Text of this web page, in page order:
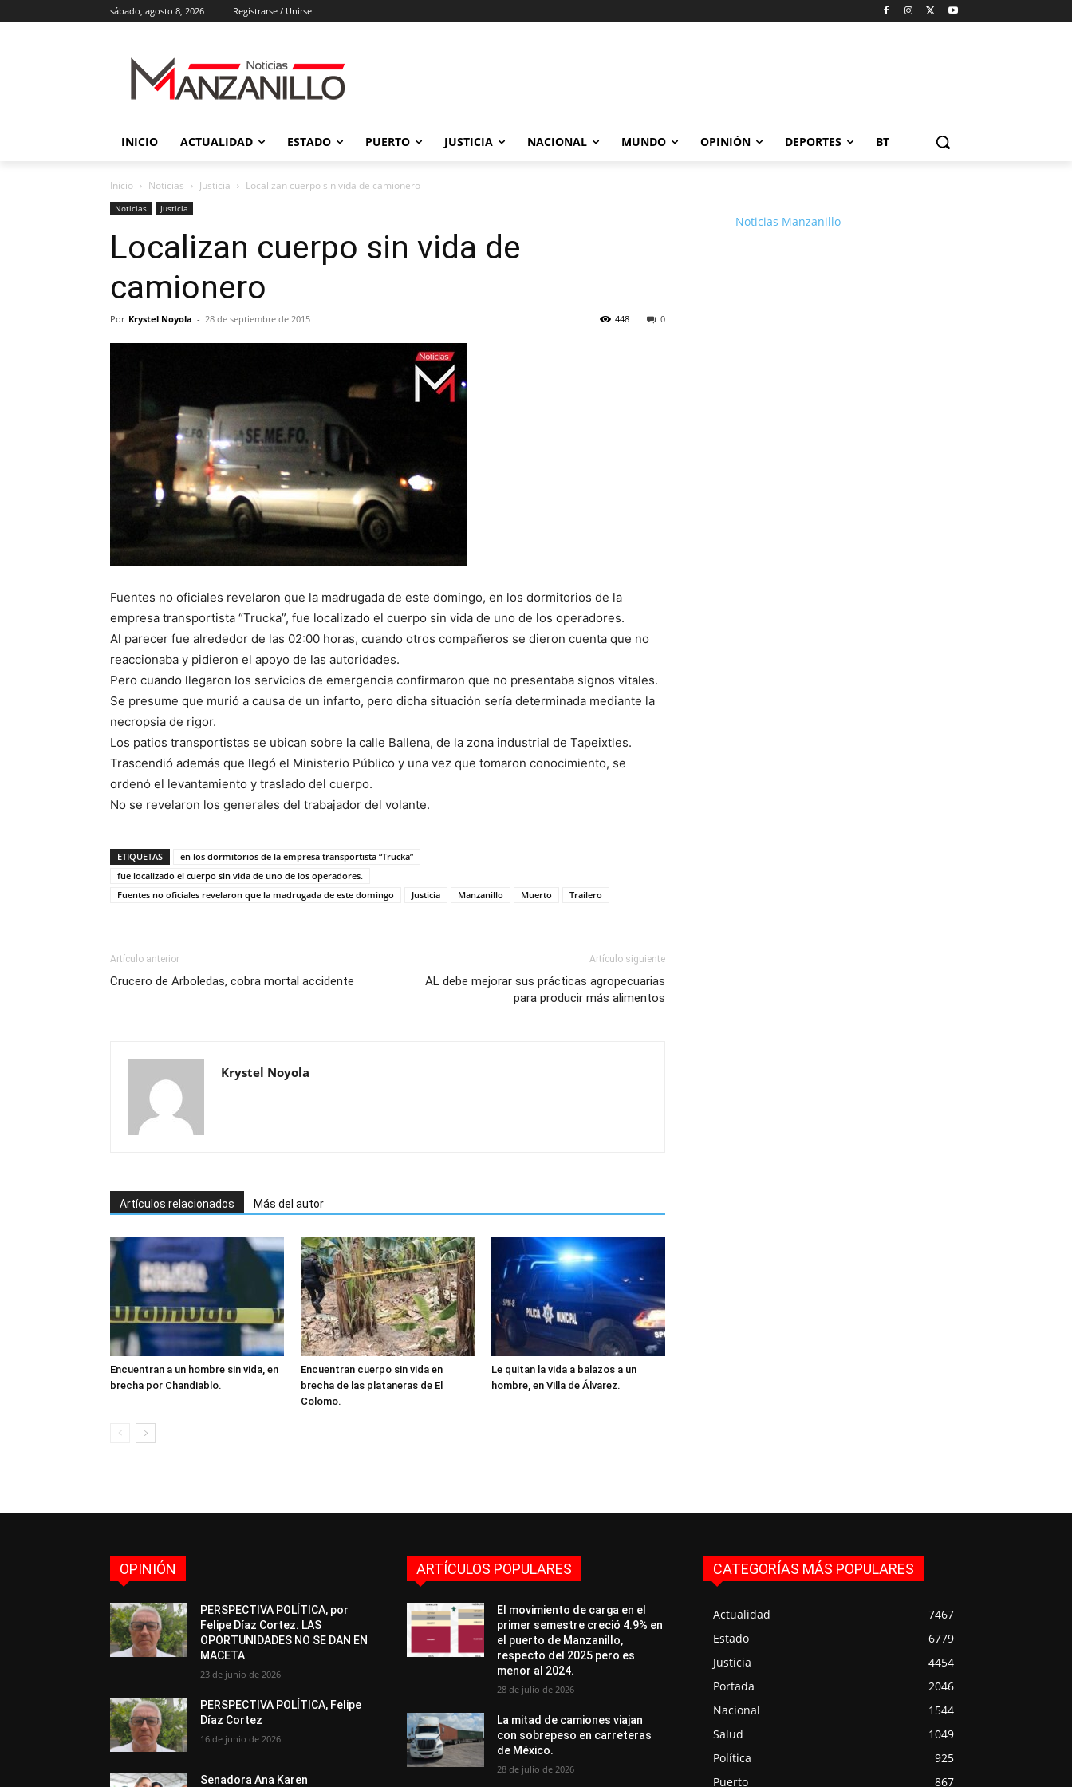
sábado, agosto 8, 2026 Registrarse / Unirse
INICIO ACTUALIDAD ESTADO PUERTO JUSTICIA NACIONAL MUNDO OPINIÓN DEPORTES BT
Inicio Noticias Justicia Localizan cuerpo sin vida de camionero
Noticias Justicia
Localizan cuerpo sin vida de
camionero
Por Krystel Noyola - 28 de septiembre de 2015 0
448
Fuentes no oficiales revelaron que la madrugada de este domingo, en los dormitorios de la
empresa transportista “Trucka”, fue localizado el cuerpo sin vida de uno de los operadores.
Al parecer fue alrededor de las 02:00 horas, cuando otros compañeros se dieron cuenta que no
reaccionaba y pidieron el apoyo de las autoridades.
Pero cuando llegaron los servicios de emergencia confirmaron que no presentaba signos vitales.
Se presume que murió a causa de un infarto, pero dicha situación sería determinada mediante la
necropsia de rigor.
Los patios transportistas se ubican sobre la calle Ballena, de la zona industrial de Tapeixtles.
Trascendió además que llegó el Ministerio Público y una vez que tomaron conocimiento, se
ordenó el levantamiento y traslado del cuerpo.
No se revelaron los generales del trabajador del volante.
ETIQUETAS
en los dormitorios de la empresa transportista “Trucka”
fue localizado el cuerpo sin vida de uno de los operadores.
Fuentes no oficiales revelaron que la madrugada de este domingo
Justicia Manzanillo Muerto Trailero
Artículo anterior
Crucero de Arboledas, cobra mortal accidente
Artículo siguiente
AL debe mejorar sus prácticas agropecuarias
para producir más alimentos
Krystel Noyola
Artículos relacionados Más del autor
Encuentran a un hombre sin vida, en
brecha por Chandiablo.
Encuentran cuerpo sin vida en
brecha de las plataneras de El
Colomo.
Le quitan la vida a balazos a un
hombre, en Villa de Álvarez.
Noticias Manzanillo
OPINIÓN
PERSPECTIVA POLÍTICA, por
Felipe Díaz Cortez. LAS
OPORTUNIDADES NO SE DAN EN
MACETA
23 de junio de 2026
PERSPECTIVA POLÍTICA, Felipe
Díaz Cortez
16 de junio de 2026
Senadora Ana Karen
ARTÍCULOS POPULARES
El movimiento de carga en el
primer semestre creció 4.9% en
el puerto de Manzanillo,
respecto del 2025 pero es
menor al 2024.
28 de julio de 2026
La mitad de camiones viajan
con sobrepeso en carreteras
de México.
28 de julio de 2026
CATEGORÍAS MÁS POPULARES
Actualidad
7467
Estado
6779
Justicia
4454
Portada
2046
Nacional
1544
Salud
1049
Política
925
Puerto
867